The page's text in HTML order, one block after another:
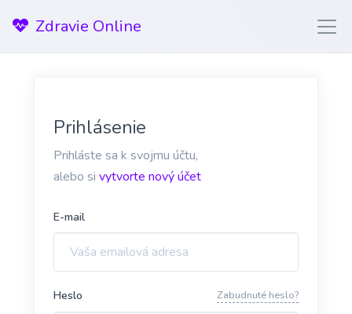
Zdravie Online
Prihlásenie
Prihláste sa k svojmu účtu,
alebo si vytvorte nový účet
E-mail
Heslo Zabudnuté heslo?